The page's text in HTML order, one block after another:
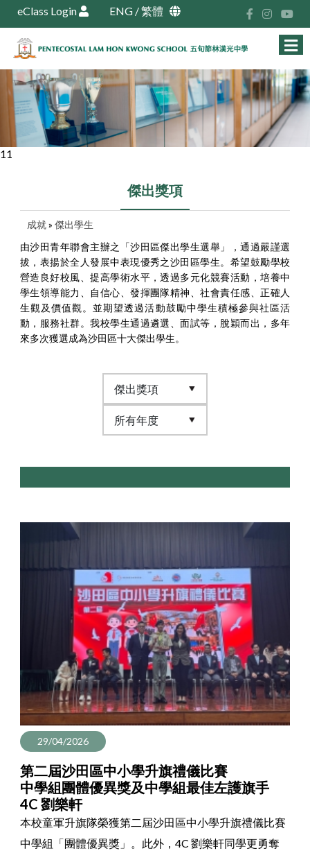
eClass Login ENG /繁體
11
傑出獎項
成就» 傑出學生
由沙田青年聯會主辦之「沙田區傑出學生選舉」，通過嚴謹選
拔，表揚於全人發展中表現優秀之沙田區學生。希望鼓勵學校
營造良好校風、提高學術水平，透過多元化競賽活動，培養中
學生領導能力、自信心、發揮團隊精神、社會責任感、正確人
生觀及價值觀。並期望透過活動鼓勵中學生積極參與社區活
動，服務社群。我校學生通過遴選、面試等，脫穎而出，多年
來多次獲選成為沙田區十大傑出學生。
29/04/2026
第二屆沙田區中小學升旗禮儀比賽
中學組團體優異獎及中學組最佳左護旗手
4C 劉樂軒
本校童軍升旗隊榮獲第二屆沙田區中小學升旗禮儀比賽
中學組「團體優異獎」。此外，4C 劉樂軒同學更勇奪